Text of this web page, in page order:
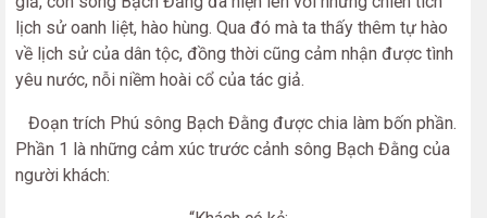
lịch sử oanh liệt, hào hùng. Qua đó mà ta thấy thêm tự hào
về lịch sử của dân tộc, đồng thời cũng cảm nhận được tình
yêu nước, nỗi niềm hoài cổ của tác giả.
Đoạn trích Phú sông Bạch Đằng được chia làm bốn phần.
Phần 1 là những cảm xúc trước cảnh sông Bạch Đằng của
người khách: